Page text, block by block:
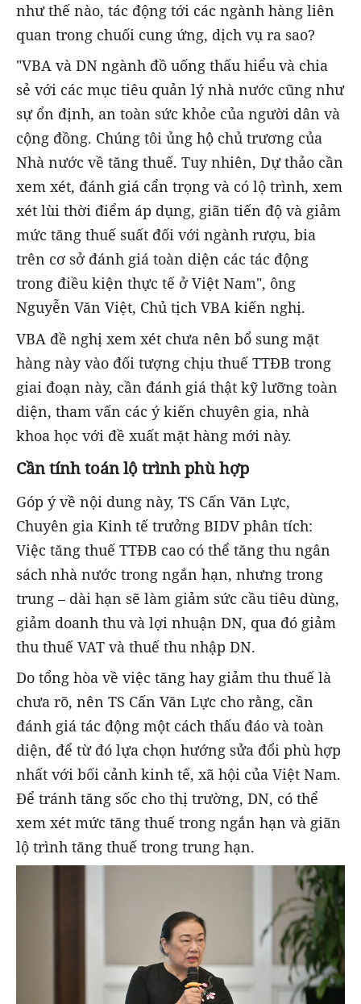
như thế nào, tác động tới các ngành hàng liên
quan trong chuối cung ứng, dịch vụ ra sao?
"VBA và DN ngành đồ uống thấu hiểu và chia
sẻ với các mục tiêu quản lý nhà nước cũng như
sự ổn định, an toàn sức khỏe của người dân và
cộng đồng. Chúng tôi ủng hộ chủ trương của
Nhà nước về tăng thuế. Tuy nhiên, Dự thảo cần
xem xét, đánh giá cẩn trọng và có lộ trình, xem
xét lùi thời điểm áp dụng, giãn tiến độ và giảm
mức tăng thuế suất đối với ngành rượu, bia
trên cơ sở đánh giá toàn diện các tác động
trong điều kiện thực tế ở Việt Nam", ông
Nguyễn Văn Việt, Chủ tịch VBA kiến nghị.
VBA đề nghị xem xét chưa nên bổ sung mặt
hàng này vào đối tượng chịu thuế TTĐB trong
giai đoạn này, cần đánh giá thật kỹ lưỡng toàn
diện, tham vấn các ý kiến chuyên gia, nhà
khoa học với đề xuất mặt hàng mới này.
Cần tính toán lộ trình phù hợp
Góp ý về nội dung này, TS Cấn Văn Lực,
Chuyên gia Kinh tế trưởng BIDV phân tích:
Việc tăng thuế TTĐB cao có thể tăng thu ngân
sách nhà nước trong ngắn hạn, nhưng trong
trung – dài hạn sẽ làm giảm sức cầu tiêu dùng,
giảm doanh thu và lợi nhuận DN, qua đó giảm
thu thuế VAT và thuế thu nhập DN.
Do tổng hòa về việc tăng hay giảm thu thuế là
chưa rõ, nên TS Cấn Văn Lực cho rằng, cần
đánh giá tác động một cách thấu đáo và toàn
diện, để từ đó lựa chọn hướng sửa đổi phù hợp
nhất với bối cảnh kinh tế, xã hội của Việt Nam.
Để tránh tăng sốc cho thị trường, DN, có thể
xem xét mức tăng thuế trong ngắn hạn và giãn
lộ trình tăng thuế trong trung hạn.